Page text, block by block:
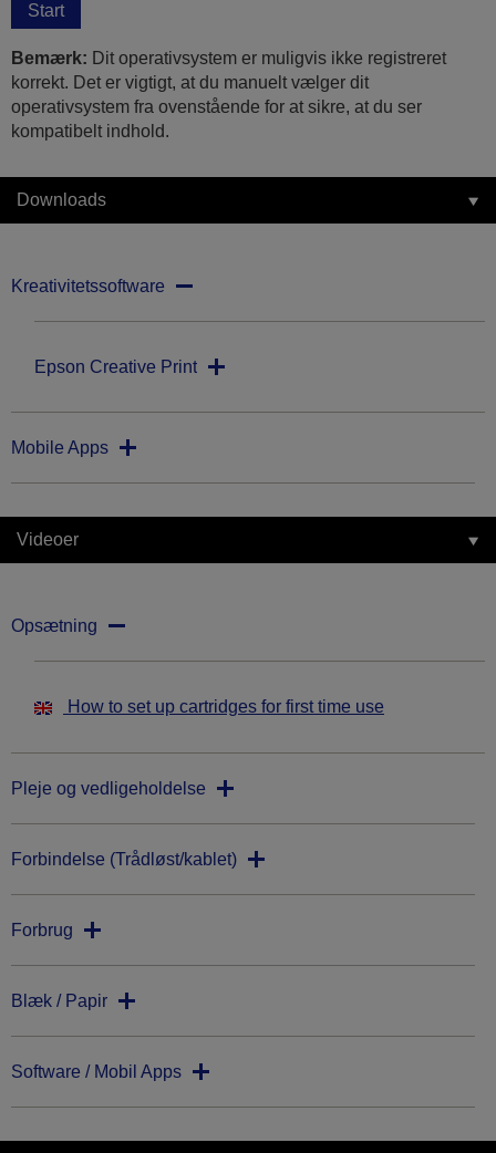
Start
Bemærk: Dit operativsystem er muligvis ikke registreret
korrekt. Det er vigtigt, at du manuelt vælger dit
operativsystem fra ovenstående for at sikre, at du ser
kompatibelt indhold.
Downloads
Kreativitetssoftware
Epson Creative Print
Mobile Apps
Videoer
Opsætning
How to set up cartridges for first time use
Pleje og vedligeholdelse
Forbindelse (Trådløst/kablet)
Forbrug
Blæk / Papir
Software / Mobil Apps